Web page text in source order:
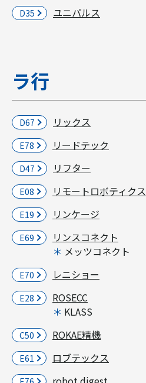
D35 ユニパルス
ラ行
D67 リックス
E78 リードテック
D47 リフター
E08 リモートロボティクス
E19 リンケージ
E69
リンスコネクト
メッツコネクト
E70 レニショー
E28
ROSECC
KLASS
C50 ROKAE精機
E61 ロブテックス